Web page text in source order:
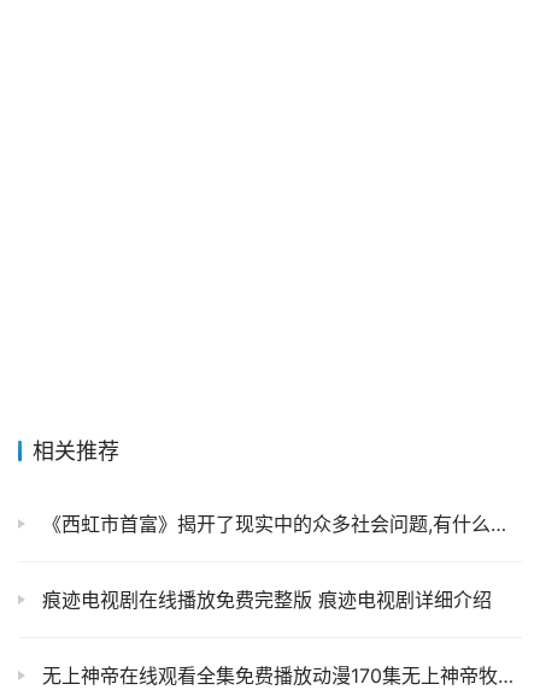
相关推荐
《西虹市首富》揭开了现实中的众多社会问题,有什么教育意义
痕迹电视剧在线播放免费完整版 痕迹电视剧详细介绍
无上神帝在线观看全集免费播放动漫170集无上神帝牧青羽真实身份